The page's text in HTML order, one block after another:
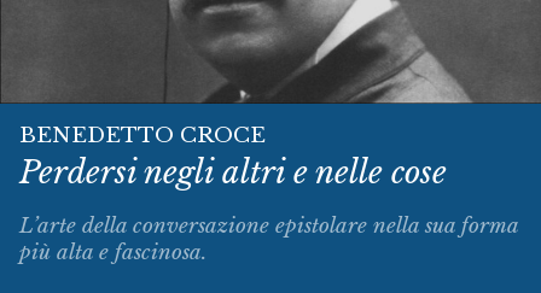
BENEDETTO CROCE
Perdersi negli altri e nelle cose
L’arte della conversazione epistolare nella sua forma
più alta e fascinosa.